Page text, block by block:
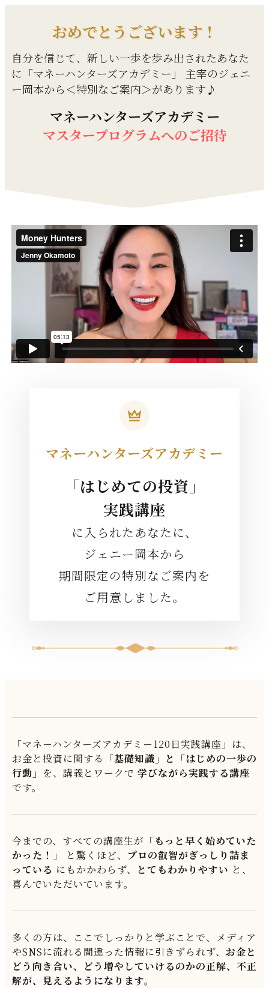
おめでとうございます！
自分を信じて、新しい一歩を歩み出されたあなた
に「マネーハンターズアカデミー」 主宰のジェニ
ー岡本から＜特別なご案内＞があります♪
マネーハンターズアカデミー
マスタープログラムへのご招待
マネーハンターズアカデミー
「はじめての投資」
実践講座
に入られたあなたに、
ジェニー岡本から
期間限定の特別なご案内を
ご用意しました。
「マネーハンターズアカデミー120日実践講座」は、
お金と投資に関する
「基礎知識」と「はじめの一歩の
行動」 を、講義とワークで 学びながら実践する講座
です。
今までの、すべての講座生が 「もっと早く始めていた
かった！」
と驚くほど、 プロの叡智がぎっしり詰ま
っている にもかかわらず、 とてもわかりやすい と、
喜んでいただいています。
多くの方は、ここでしっかりと学ぶことで、メディア
やSNSに流れる間違った情報に引きずられず、 お金と
どう向き合い、どう増やしていけるのかの正解、不正
解が、見えるようになります。